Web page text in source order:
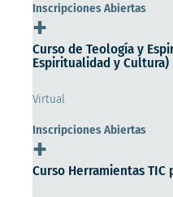
Inscripciones Abiertas
+
Curso de Teología y
Espiritualidad y Cultura)
Virtual
Inscripciones Abiertas
+
Curso Herramientas TIC